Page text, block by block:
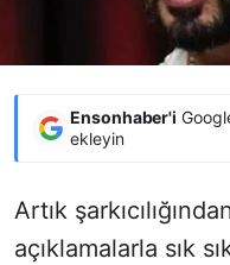
Ensonhaber'i
ekleyin
Artık
açıklamalarla sık